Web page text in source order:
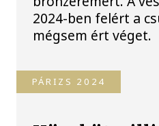
2024-ben felért a
mégsem ért véget.
PÁRIZS 2024